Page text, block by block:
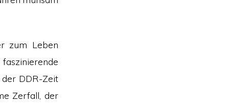
zum Leben
der DDR-Zeit
Zerfall, der